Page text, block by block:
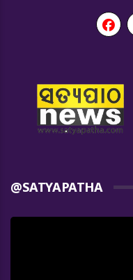
@SATYAPATHA